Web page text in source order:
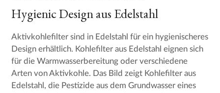
Hygienic Design aus Edelstahl
Aktivkohlefilter sind in Edelstahl für ein hygienischeres
Design erhältlich. Kohlefilter aus Edelstahl eignen sich
für die Warmwasserbereitung oder verschiedene
Arten von Aktivkohle. Das Bild zeigt Kohlefilter aus
Edelstahl, die Pestizide aus dem Grundwasser eines